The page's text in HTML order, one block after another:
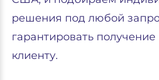
решения под любой
гарантировать
клиенту.